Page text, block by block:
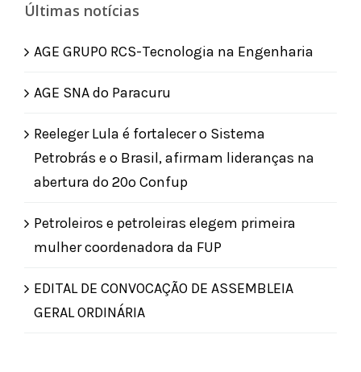
Últimas notícias
AGE GRUPO RCS-Tecnologia na Engenharia
AGE SNA do Paracuru
Reeleger Lula é fortalecer o Sistema
Petrobrás e o Brasil, afirmam lideranças na
abertura do 20º Confup
Petroleiros e petroleiras elegem primeira
mulher coordenadora da FUP
EDITAL DE CONVOCAÇÃO DE ASSEMBLEIA
GERAL ORDINÁRIA